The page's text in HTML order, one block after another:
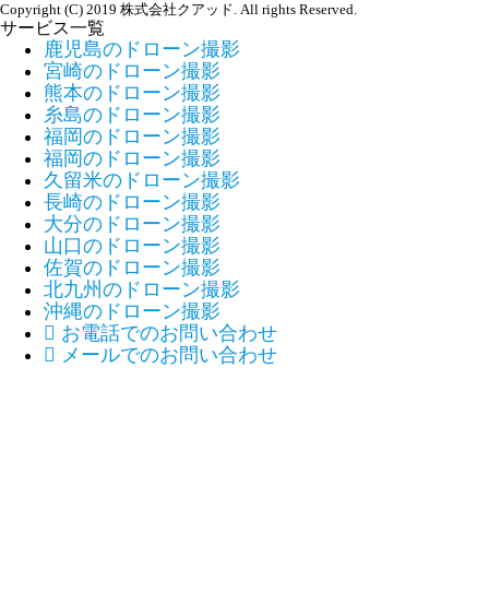
Copyright (C) 2019 株式会社クアッド. All rights Reserved.
サービス一覧
鹿児島のドローン撮影
宮崎のドローン撮影
熊本のドローン撮影
糸島のドローン撮影
福岡のドローン撮影
福岡のドローン撮影
久留米のドローン撮影
長崎のドローン撮影
大分のドローン撮影
山口のドローン撮影
佐賀のドローン撮影
北九州のドローン撮影
沖縄のドローン撮影
 お電話でのお問い合わせ
 メールでのお問い合わせ